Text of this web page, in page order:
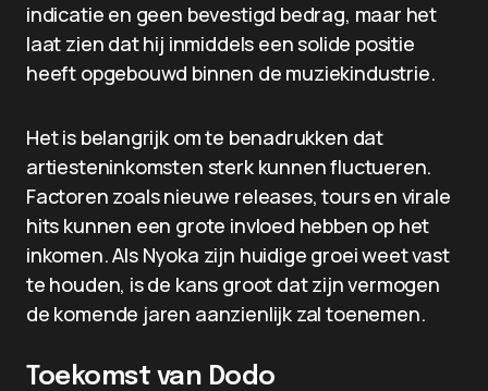
indicatie en geen bevestigd bedrag, maar het
laat zien dat hij inmiddels een solide positie
heeft opgebouwd binnen de muziekindustrie.
Het is belangrijk om te benadrukken dat
artiesteninkomsten sterk kunnen fluctueren.
Factoren zoals nieuwe releases, tours en virale
hits kunnen een grote invloed hebben op het
inkomen. Als Nyoka zijn huidige groei weet vast
te houden, is de kans groot dat zijn vermogen
de komende jaren aanzienlijk zal toenemen.
Toekomst van Dodo